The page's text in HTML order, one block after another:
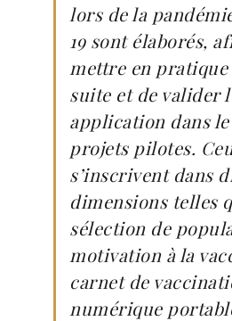
lors de la
19 sont élaborés,
mettre en
suite et de valider
application dans
projets pilotes.
s’inscrivent dans
dimensions telles
sélection de
motivation à la
carnet de
numérique